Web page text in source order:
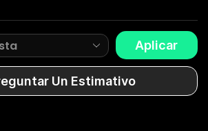
Aplicar
Un Estimativo